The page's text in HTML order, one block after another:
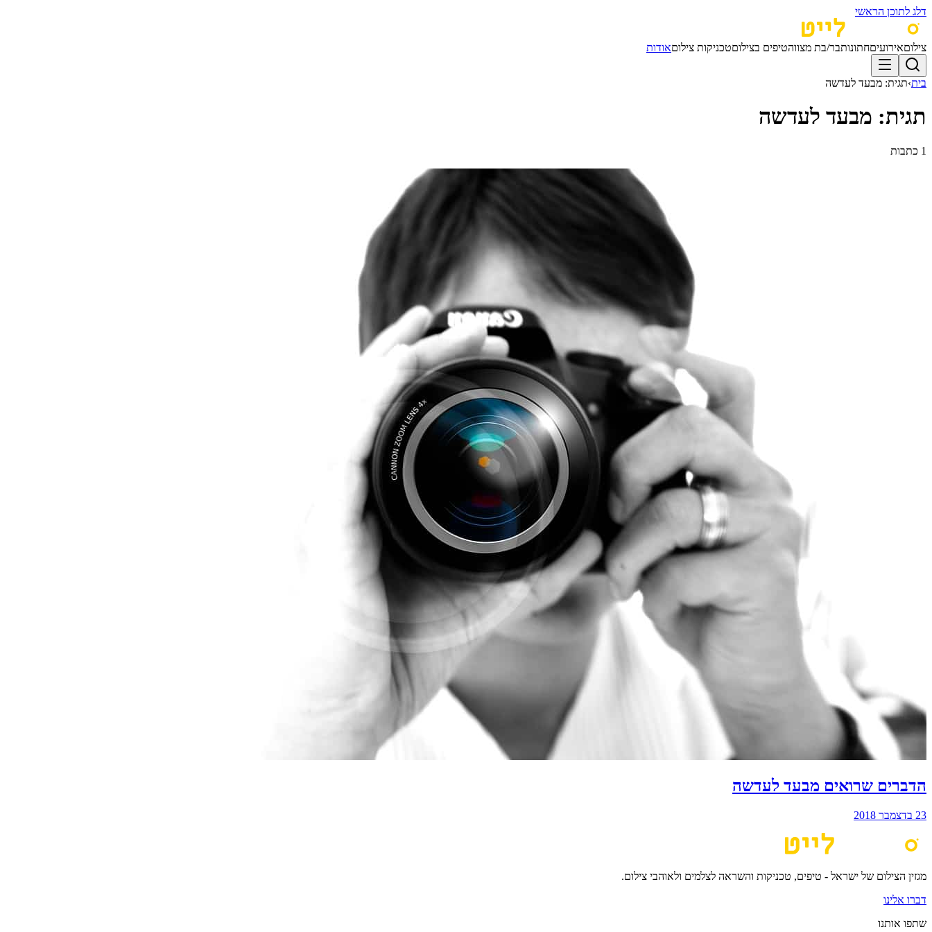
דלג לתוכן הראשי
צילוםאירועיםחתונותבר/בת מצווהטיפים בצילוםטכניקות צילוםאודות
בית›תגית: מבעד לעדשה
תגית: מבעד לעדשה
1 כתבות
הדברים שרואים מבעד לעדשה
23 בדצמבר 2018
מגזין הצילום של ישראל - טיפים, טכניקות והשראה לצלמים ולאוהבי צילום.
דברו אלינו
שתפו אותנו